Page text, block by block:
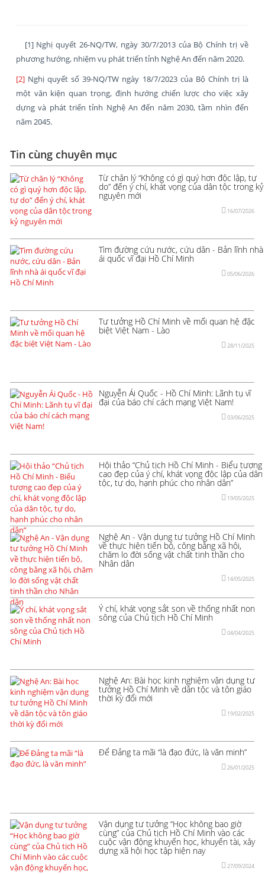
[1] Nghị quyết 26-NQ/TW, ngày 30/7/2013 của Bộ Chính trị về
phương hướng, nhiệm vụ phát triển tỉnh Nghệ An đến năm 2020.
[2] Nghị quyết số 39-NQ/TW ngày 18/7/2023 của Bộ Chính trị là
một văn kiện quan trọng, định hướng chiến lược cho việc xây
dựng và phát triển tỉnh Nghệ An đến năm 2030, tầm nhìn đến
năm 2045.
Tin cùng chuyên mục
Từ chân lý “Không có gì quý hơn độc lập, tự
do” đến ý chí, khát vọng của dân tộc trong kỷ
nguyên mới
16/07/2026
Tìm đường cứu nước, cứu dân - Bản lĩnh nhà
ái quốc vĩ đại Hồ Chí Minh
05/06/2026
Tư tưởng Hồ Chí Minh về mối quan hệ đặc
biệt Việt Nam - Lào
28/11/2025
Nguyễn Ái Quốc - Hồ Chí Minh: Lãnh tụ vĩ
đại của báo chí cách mạng Việt Nam!
03/06/2025
Hội thảo “Chủ tịch Hồ Chí Minh - Biểu tượng
cao đẹp của ý chí, khát vọng độc lập của dân
tộc, tự do, hạnh phúc cho nhân dân”
19/05/2025
Nghệ An - Vận dụng tư tưởng Hồ Chí Minh
về thực hiện tiến bộ, công bằng xã hội,
chăm lo đời sống vật chất tinh thần cho
Nhân dân
14/05/2025
Ý chí, khát vọng sắt son về thống nhất non
sông của Chủ tịch Hồ Chí Minh
04/04/2025
Nghệ An: Bài học kinh nghiệm vận dụng tư
tưởng Hồ Chí Minh về dân tộc và tôn giáo
thời kỳ đổi mới
19/02/2025
Để Đảng ta mãi “là đạo đức, là văn minh”
26/01/2025
Vận dụng tư tưởng “Học không bao giờ
cùng” của Chủ tịch Hồ Chí Minh vào các
cuộc vận động khuyến học, khuyến tài, xây
dựng xã hội học tập hiện nay
27/09/2024